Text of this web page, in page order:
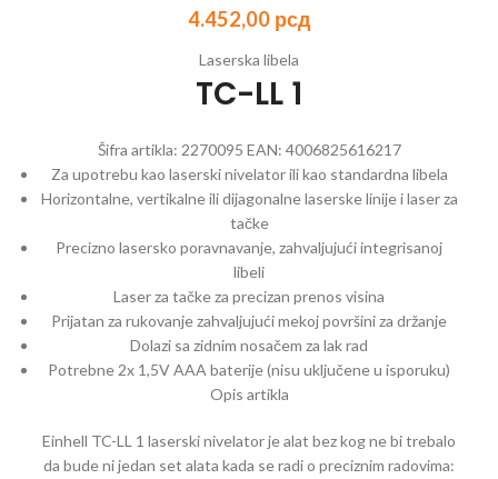
4.452,00 рсд
Laserska libela
TC-LL 1
Šifra artikla: 2270095 EAN: 4006825616217
Za upotrebu kao laserski nivelator ili kao standardna libela
Horizontalne, vertikalne ili dijagonalne laserske linije i laser za
tačke
Precizno lasersko poravnavanje, zahvaljujući integrisanoj
libeli
Laser za tačke za precizan prenos visina
Prijatan za rukovanje zahvaljujući mekoj površini za držanje
Dolazi sa zidnim nosačem za lak rad
Potrebne 2x 1,5V AAA baterije (nisu uključene u isporuku)
Opis artikla
Einhell TC-LL 1 laserski nivelator je alat bez kog ne bi trebalo
da bude ni jedan set alata kada se radi o preciznim radovima: